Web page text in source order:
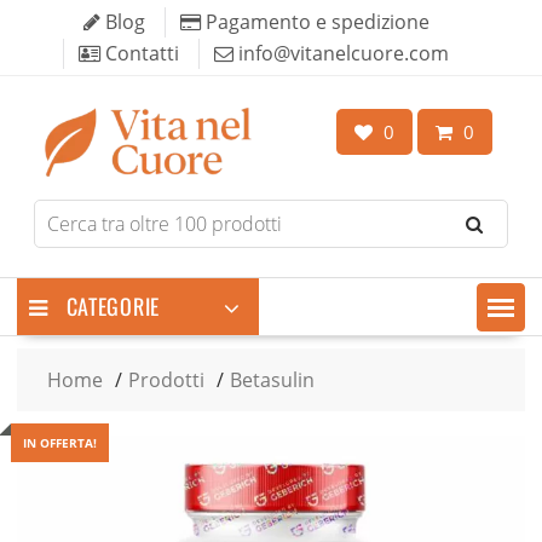
content
Blog
Pagamento e spedizione
Contatti
info@vitanelcuore.com
0 0
Search
for
CATEGORIE
Home Prodotti Betasulin
IN OFFERTA!